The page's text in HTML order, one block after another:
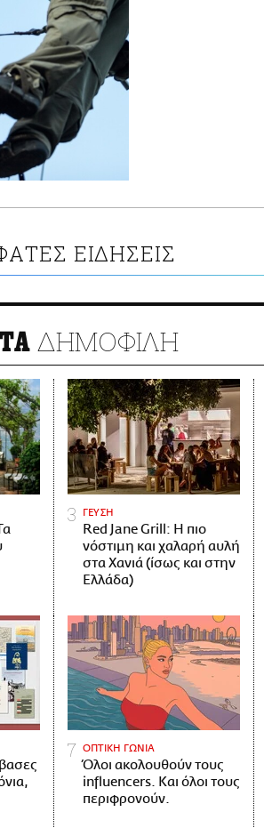
ΕΙΔΗΣΕΙΣ
ΔΗΜΟΦΙΛΗ
ΓΕΥΣΗ
Red Jane Grill: Η πιο
νόστιμη και χαλαρή αυλή
στα Χανιά (ίσως και στην
Ελλάδα)
ΟΠΤΙΚΗ ΓΩΝΙΑ
Όλοι ακολουθούν τους
influencers. Και όλοι τους
περιφρονούν.